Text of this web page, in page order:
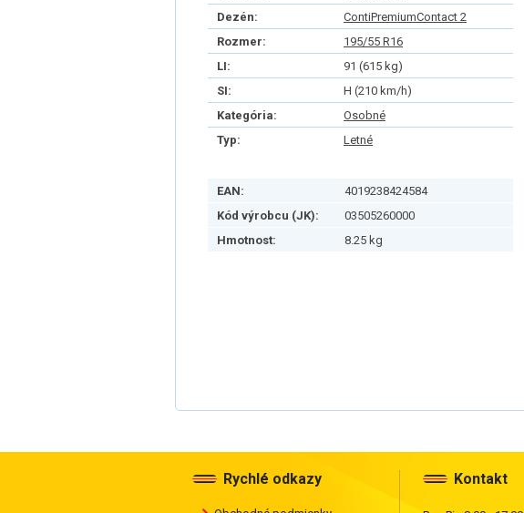
Dezén:
ContiPremiumContact 2
Rozmer:
195/55 R16
LI:
91 (615 kg)
SI:
H (210 km/h)
Kategória:
Osobné
Typ:
Letné
EAN:
4019238424584
Kód výrobcu (JK):
03505260000
Hmotnost:
8.25 kg
Rychlé odkazy Kontakt